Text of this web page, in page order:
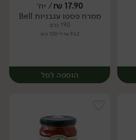
יח׳
17.90
₪/ יח׳
ממרח פסטו עגבניות Bell
190 גרם
9.42 ₪ ל-100 גרם
הוספה לסל